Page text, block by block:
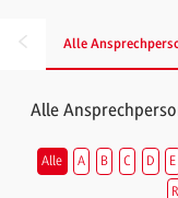
Alle
Alle
Alle A B C D E
R